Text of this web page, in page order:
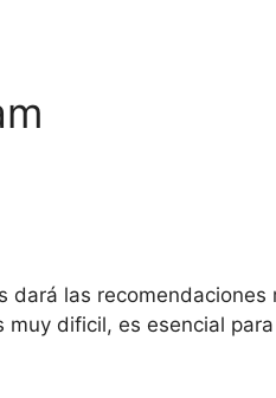
las
dificil, es esencial